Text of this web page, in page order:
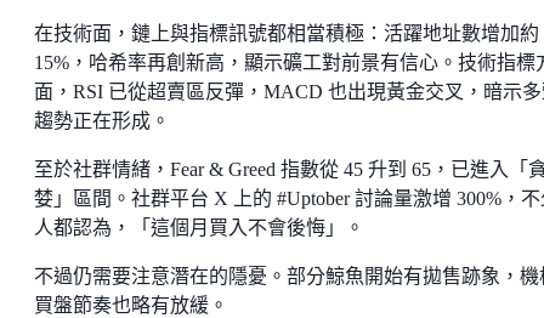
在技術面，鏈上與指標訊號都相當積極：活躍地址數增加約
15%，哈希率再創新高，顯示礦工對前景有信心。技術指標
面，RSI 已從超賣區反彈，MACD 也出現黃金交叉，暗示
趨勢正在形成。
至於社群情緒，Fear & Greed 指數從 45 升到 65，已進入「
婪」區間。社群平台 X 上的 #Uptober 討論量激增 300%，
人都認為，「這個月買入不會後悔」。
不過仍需要注意潛在的隱憂。部分鯨魚開始有拋售跡象，機
買盤節奏也略有放緩。